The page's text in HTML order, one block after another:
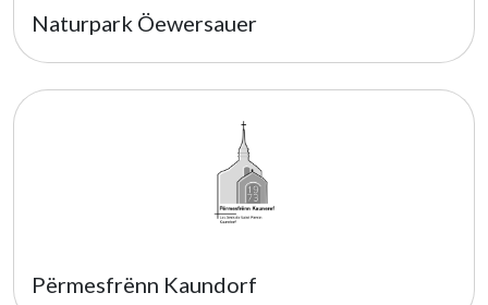
Naturpark Öewersauer
Përmesfrënn Kaundorf